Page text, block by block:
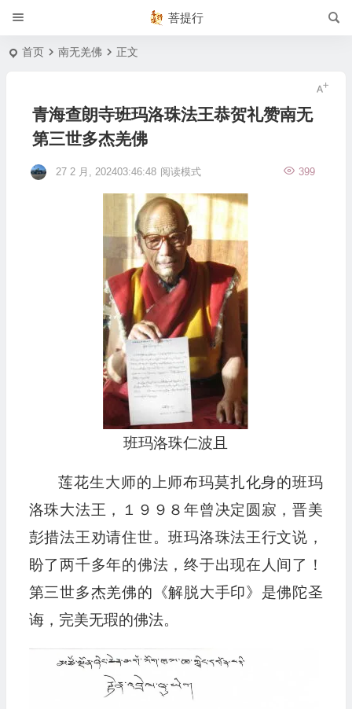
菩提行
首页 南无羌佛 正文
青海查朗寺班玛洛珠法王恭贺礼赞南无
第三世多杰羌佛
27 2 月, 202403:46:48 399
阅读模式
班玛洛珠仁波且
莲花生大师的上师布玛莫扎化身的班玛
洛珠大法王，１９９８年曾决定圆寂，晋美
彭措法王劝请住世。班玛洛珠法王行文说，
盼了两千多年的佛法，终于出现在人间了！
第三世多杰羌佛的《解脱大手印》是佛陀圣
诲，完美无瑕的佛法。